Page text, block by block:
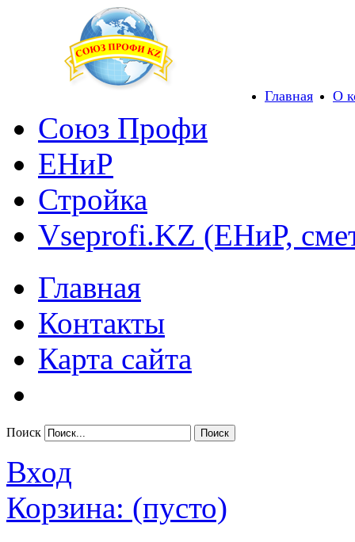
Главная О
Союз Профи
ЕНиР
Стройка
Vseprofi.KZ (ЕНиР,
Главная
Контакты
Карта сайта
Поиск
Вход
Корзина: (пусто)